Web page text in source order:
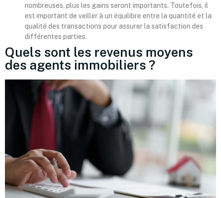
nombreuses, plus les gains seront importants. Toutefois, il
est important de veiller à un équilibre entre la quantité et la
qualité des transactions pour assurer la satisfaction des
différentes parties.
Quels sont les revenus moyens
des agents immobiliers ?